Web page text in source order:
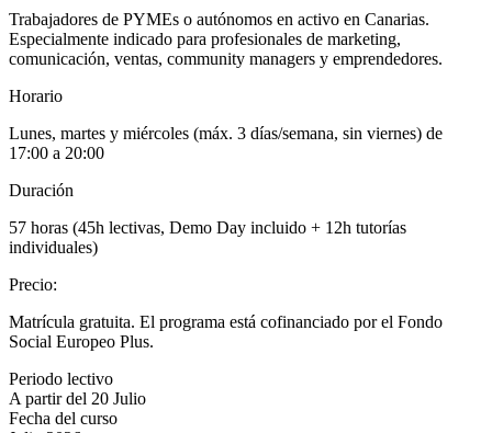
Trabajadores de PYMEs o autónomos en activo en Canarias.
Especialmente indicado para profesionales de marketing,
comunicación, ventas, community managers y emprendedores.
Horario
Lunes, martes y miércoles (máx. 3 días/semana, sin viernes) de
17:00 a 20:00
Duración
57 horas (45h lectivas, Demo Day incluido + 12h tutorías
individuales)
Precio:
Matrícula gratuita. El programa está cofinanciado por el Fondo
Social Europeo Plus.
Periodo lectivo
A partir del 20 Julio
Fecha del curso